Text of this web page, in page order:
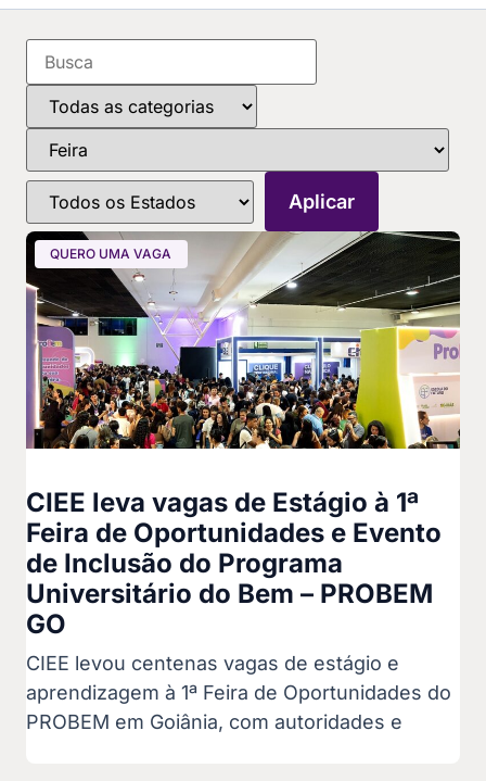
QUERO UMA VAGA
CIEE leva vagas de Estágio à 1ª
Feira de Oportunidades e Evento
de Inclusão do Programa
Universitário do Bem – PROBEM
GO
CIEE levou centenas vagas de estágio e
aprendizagem à 1ª Feira de Oportunidades do
PROBEM em Goiânia, com autoridades e